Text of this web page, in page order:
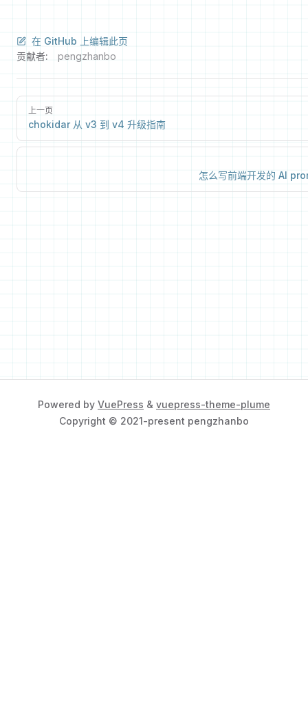
在 GitHub 上编辑此页
贡献者:
pengzhanbo
上一页
chokidar 从 v3 到 v4 升级指南
怎么写前端开发的 AI
Powered by VuePress & vuepress-theme-plume
Copyright © 2021-present pengzhanbo